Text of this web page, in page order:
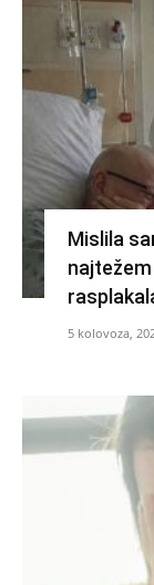
Mislila
5 kolovoza,